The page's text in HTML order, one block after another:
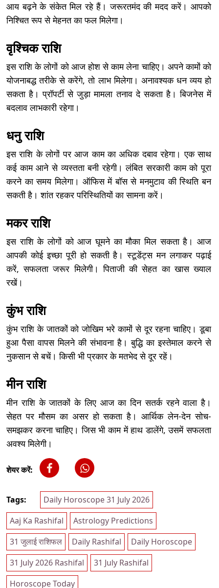
आय बढ़ने के संकेत मिल रहे हैं। जरूरतमंद की मदद करें। आपको
निश्चित रूप से मेहनत का फल मिलेगा।
वृश्चिक राशि
इस राशि के लोगों को आज होश से काम लेना चाहिए। अपने कामों को
योजनाबद्ध तरीके से करेंगे, तो लाभ मिलेगा। अनावश्यक धन व्यय हो
सकता है। प्रॉपर्टी से जुड़ा मामला तनाव दे सकता है। बिजनेस में
बदलाव लाभकारी रहेगा।
धनु राशि
इस राशि के लोगों पर आज काम का अधिक दबाव रहेगा। एक साथ
कई काम आने से व्यस्तता बनी रहेगी। लंबित सरकारी काम को पूरा
करने का समय मिलेगा। ऑफिस में बॉस से मनमुटाव की स्थिति बन
सकती है। शांत रहकर परिस्थितियों का सामना करें।
मकर राशि
इस राशि के लोगों को आज घूमने का मौका मिल सकता है। आज
आपकी कोई इच्छा पूरी हो सकती है। स्टूडेंट्स मन लगाकर पढ़ाई
करें, सफलता जरूर मिलेगी। पिताजी की सेहत का खास ख्याल
रखें।
कुंभ राशि
कुंभ राशि के जातकों को जोखिम भरे कामों से दूर रहना चाहिए। डूबा
हुआ पैसा वापस मिलने की संभावना है। बुद्धि का इस्तेमाल करने से
नुकसान से बचें। किसी भी प्रकार के मतभेद से दूर रहें।
मीन राशि
मीन राशि के जातकों के लिए आज का दिन सतर्क रहने वाला है।
सेहत पर मौसम का असर हो सकता है। आर्थिक लेन-देन सोच-
समझकर करना चाहिए। जिस भी काम में हाथ डालेंगे, उसमें सफलता
अवश्य मिलेगी।
शेयर करें:
Tags:
Daily Horoscope 31 July 2026
Aaj Ka Rashifal
Astrology Predictions
31 जुलाई राशिफल
Daily Rashifal
Daily Horoscope
31 July 2026 Rashifal
31 July Rashifal
Horoscope Today